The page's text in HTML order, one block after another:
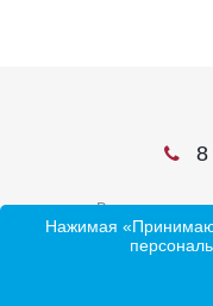
8
В соцсетях
Нажимая